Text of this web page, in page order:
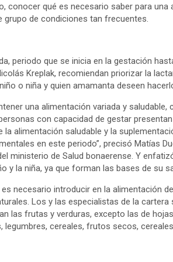
conocer qué es necesario saber para una
grupo de condiciones tan frecuentes.
periodo que se inicia en la gestación
Kreplak, recomiendan priorizar la
o niña y quien amamanta deseen
una alimentación variada y
con capacidad de gestar
alimentación saludable y la
en este periodo”, precisó Matías
ministerio de Salud bonaerense. Y
y la niña, ya que forman las bases de su
necesario introducir en la alimentación
Los y las especialistas de la
las frutas y verduras, excepto las de
legumbres, cereales, frutos secos,